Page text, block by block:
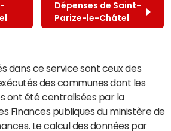
Dépenses de Saint-
Parize-le-Châtel
dans ce service sont ceux des
des communes dont les
ont été centralisées par la
Finances publiques du ministère de
Le calcul des données par